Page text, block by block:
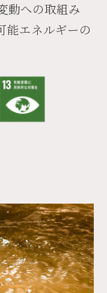
動への取組み
能エネルギーの